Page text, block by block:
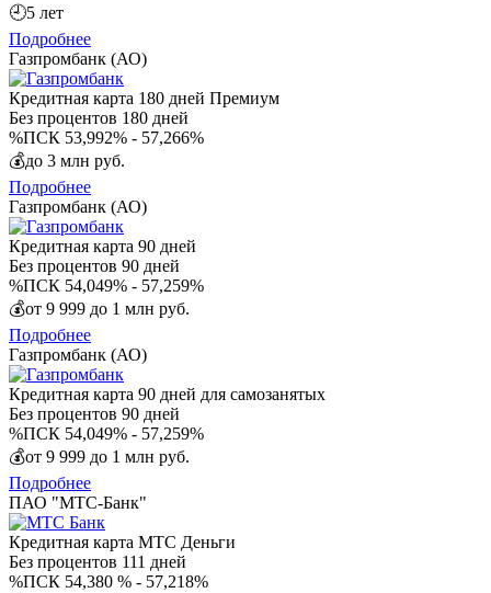
🕘5 лет
Подробнее
Газпромбанк (АО)
Кредитная карта 180 дней Премиум
Без процентов 180 дней
%ПСК 53,992% - 57,266%
💰до 3 млн руб.
Подробнее
Газпромбанк (АО)
Кредитная карта 90 дней
Без процентов 90 дней
%ПСК 54,049% - 57,259%
💰от 9 999 до 1 млн руб.
Подробнее
Газпромбанк (АО)
Кредитная карта 90 дней для самозанятых
Без процентов 90 дней
%ПСК 54,049% - 57,259%
💰от 9 999 до 1 млн руб.
Подробнее
ПАО "МТС-Банк"
Кредитная карта МТС Деньги
Без процентов 111 дней
%ПСК 54,380 % - 57,218%